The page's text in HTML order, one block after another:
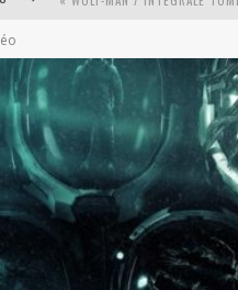
STAR FOX
PSYRIVER 2026 : LA MAGIE
« MOFUSAND / PARLER